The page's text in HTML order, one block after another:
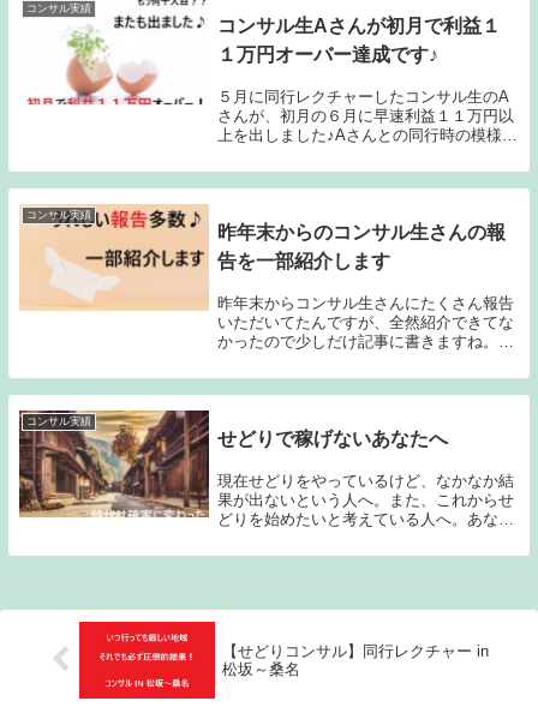
コンサル実績
コンサル生Aさんが初月で利益１
１万円オーバー達成です♪
５月に同行レクチャーしたコンサル生のA
さんが、初月の６月に早速利益１１万円以
上を出しました♪Aさんとの同行時の模様は
でニシキヘビの脱走騒動で世間を賑わして
たときに、その戸塚で同行していました^^;
コンサル実績
昨年末からのコンサル生さんの報
告を一部紹介します
昨年末からコンサル生さんにたくさん報告
いただいてたんですが、全然紹介できてな
かったので少しだけ記事に書きますね。ま
分県在住のHさん同行時の記事初日に大地
震が来てかなり焦った思い出が一番でした
コンサル実績
せどりで稼げないあなたへ
現在せどりをやっているけど、なかなか結
果が出ないという人へ。また、これからせ
どりを始めたいと考えている人へ。あなた
か月間で稼ぐ能力はアップしましたか？世
【せどりコンサル】同行レクチャー in
松坂～桑名